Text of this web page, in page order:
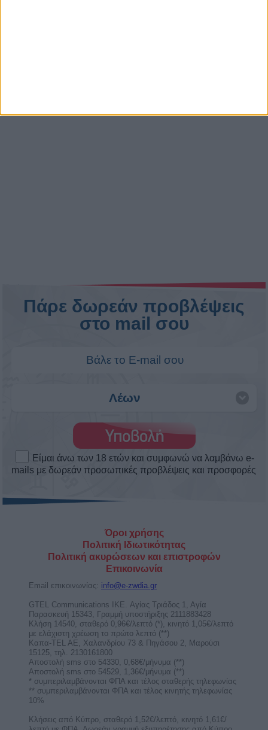
Ερμής στον Λέοντα από 9 ως 25
ζώδια.
Με τον Ερμή στον Λέοντα είμαστε ικανοί να
προωθήσουμε τις ιδέες μας. Έχουμε
υπερηφάνεια στις ...
Ο Ερμής στον Λέοντα στις 9 Αυγούστου
2026, φέρνει λάμψη στην επικοινωνία
για 4 ζώδια!
Ο Ερμής περνά στον Λέοντα στις 9 Αυγούστου
και λάμψη ...